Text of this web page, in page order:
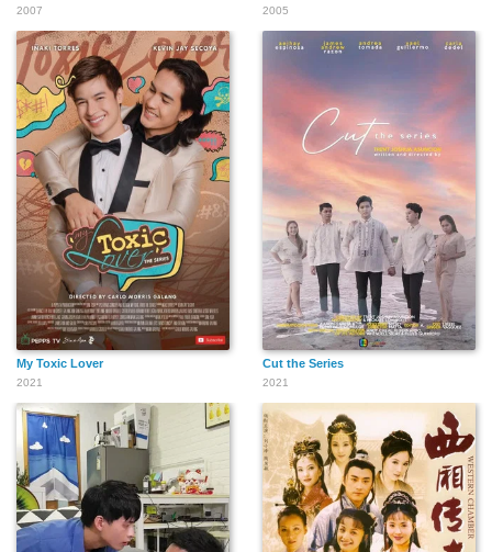
2007 2005
My Toxic Lover
2021
Cut the Series
2021